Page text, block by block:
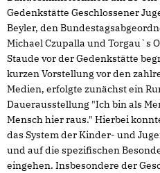
Gedenkstätte Geschlossener
Beyler, den
Michael Czupalla und Torgau`s
Staude vor der Gedenkstätte
kurzen Vorstellung vor den
Medien, erfolgte zunächst ein
Dauerausstellung "Ich bin als
Mensch hier raus." Hierbei
das System der Kinder- und
und auf die spezifischen
eingehen. Insbesondere der